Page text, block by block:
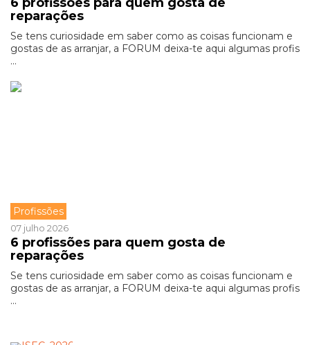
reparações
Se tens curiosidade em saber como as coisas funcionam e
gostas de as arranjar, a FORUM deixa-te aqui algumas profis
...
Profissões
07 julho 2026
6 profissões para quem gosta de
reparações
Se tens curiosidade em saber como as coisas funcionam e
gostas de as arranjar, a FORUM deixa-te aqui algumas profis
...